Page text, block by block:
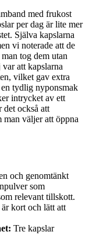
med frukost
per dag är lite mer
Själva kapslarna
vi noterade att de
tog dem utan
att kapslarna
vilket gav extra
tydlig nyponsmak
intrycket av ett
också att
man väljer att öppna
och genomtänkt
som
relevant tillskott.
kort och lätt att
Tre kapslar